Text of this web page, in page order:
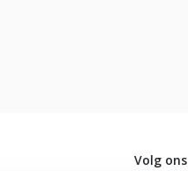
Volg ons